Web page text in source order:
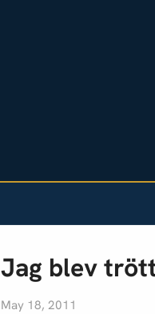
Jag blev
May 18, 2011